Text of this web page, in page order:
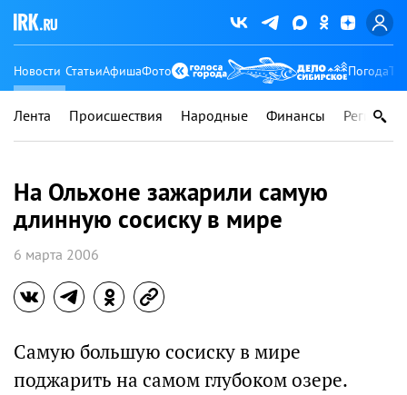
Новости СтатьиАфишаФото Погода
Лента Происшествия Народные Финансы Регионы
На Ольхоне зажарили самую
длинную сосиску в мире
6 марта 2006
Самую большую сосиску в мире
поджарить на самом глубоком озере.